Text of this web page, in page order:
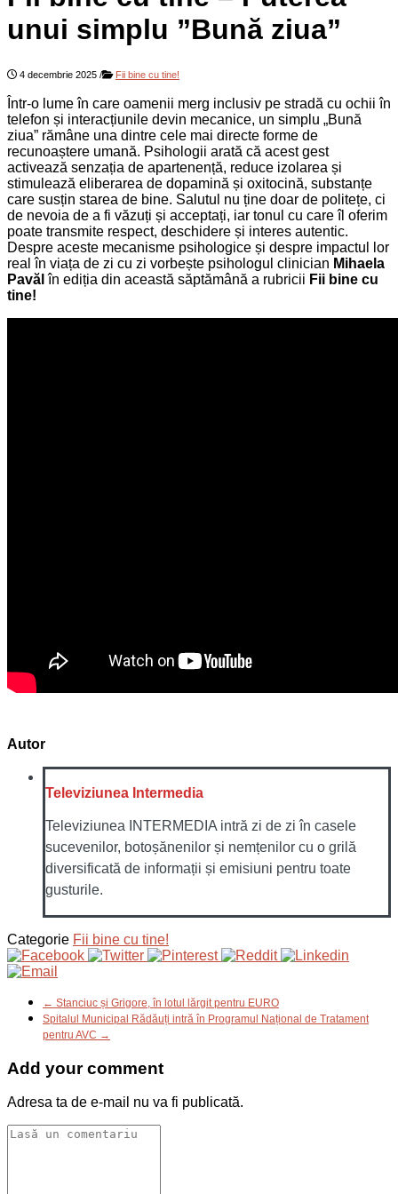
unui simplu ”Bună ziua”
4 decembrie 2025 / Fii bine cu tine!
Într-o lume în care oamenii merg inclusiv pe stradă cu ochii în
telefon și interacțiunile devin mecanice, un simplu „Bună
ziua” rămâne una dintre cele mai directe forme de
recunoaștere umană. Psihologii arată că acest gest
activează senzația de apartenență, reduce izolarea și
stimulează eliberarea de dopamină și oxitocină, substanțe
care susțin starea de bine. Salutul nu ține doar de politețe, ci
de nevoia de a fi văzuți și acceptați, iar tonul cu care îl oferim
poate transmite respect, deschidere și interes autentic.
Despre aceste mecanisme psihologice și despre impactul lor
real în viața de zi cu zi vorbește psihologul clinician Mihaela
Pavăl în ediția din această săptămână a rubricii Fii bine cu
tine!
Autor
Televiziunea Intermedia
Televiziunea INTERMEDIA intră zi de zi în casele
sucevenilor, botoșănenilor și nemțenilor cu o grilă
diversificată de informații și emisiuni pentru toate
gusturile.
Categorie Fii bine cu tine!
← Stanciuc și Grigore, în lotul lărgit pentru EURO
Spitalul Municipal Rădăuți intră în Programul Național de Tratament
pentru AVC →
Add your comment
Adresa ta de e-mail nu va fi publicată.